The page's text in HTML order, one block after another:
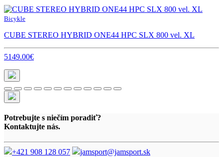
Bicykle
CUBE STEREO HYBRID ONE44 HPC SLX 800 vel. XL
5149.00€
Potrebujte s niečím poradiť?
Kontaktujte nás.
+421 908 128 057 jamsport@jamsport.sk